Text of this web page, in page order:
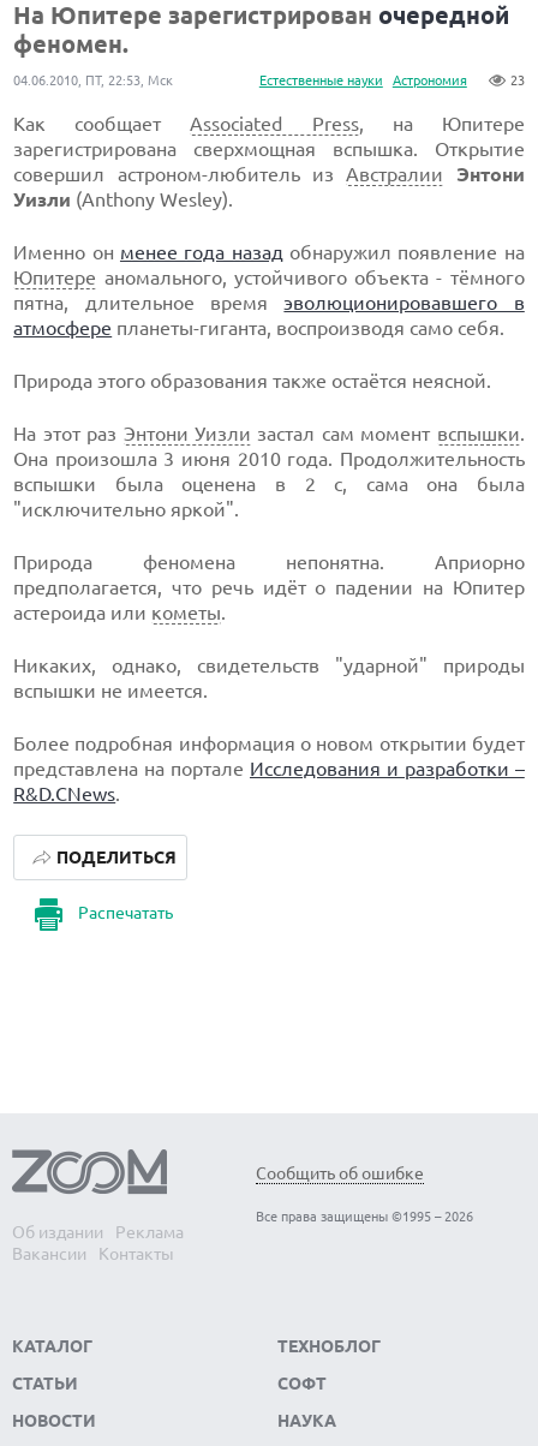
На Юпитере зарегистрирован очередной
феномен.
Естественные науки Астрономия 23
04.06.2010, ПТ, 22:53, Мск
Как сообщаетAssociated Press, на Юпитере
зарегистрирована сверхмощная вспышка. Открытие
совершил астроном-любитель изАвстралии
Энтони
Уизли (Anthony Wesley).
Именно он менее года назад обнаружил появление на
Юпитере аномального, устойчивого объекта - тёмного
пятна, длительное время эволюционировавшего в
атмосфере планеты-гиганта, воспроизводя само себя.
Природа этого образования также остаётся неясной.
На этот раз Энтони Уизли застал сам момент вспышки.
Она произошла 3 июня 2010 года. Продолжительность
вспышки была оценена в 2 с, сама она была
"исключительно яркой".
Природа феномена непонятна. Априорно
предполагается, что речь идёт о падении на Юпитер
астероида или кометы.
Никаких, однако, свидетельств "ударной" природы
вспышки не имеется.
Более подробная информация о новом открытии будет
представлена на портале Исследования и разработки –
R&D.CNews.
Распечатать
ПОДЕЛИТЬСЯ
Об издании
Реклама
Вакансии
Контакты
Сообщить об ошибке
Все права защищены ©1995 – 2026
КАТАЛОГ
СТАТЬИ
НОВОСТИ
ТЕХНОБЛОГ
СОФТ
НАУКА